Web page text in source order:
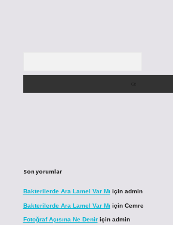
Son yorumlar
Bakterilerde Ara Lamel Var Mı için admin
Bakterilerde Ara Lamel Var Mı için Cemre
Fotoğraf Açısına Ne Deniriçin admin